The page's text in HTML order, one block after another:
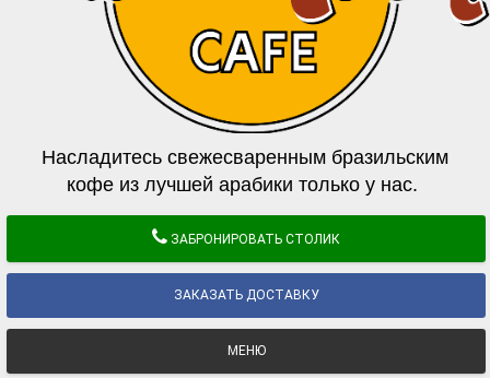
Насладитесь свежесваренным бразильским
кофе из лучшей арабики только у нас.
ЗАБРОНИРОВАТЬ СТОЛИК
ЗАКАЗАТЬ ДОСТАВКУ
МЕНЮ